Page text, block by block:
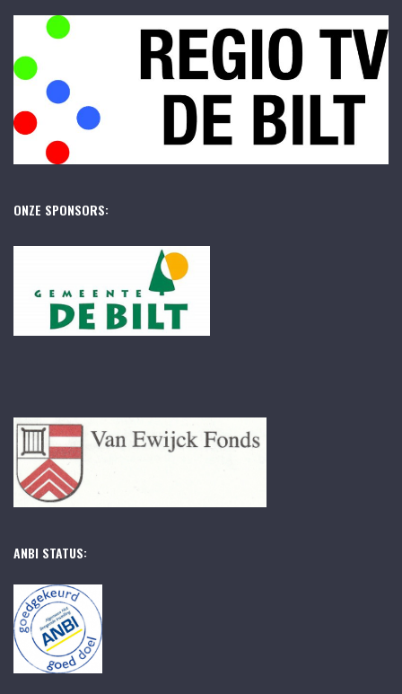
ONZE SPONSORS:
ANBI STATUS: